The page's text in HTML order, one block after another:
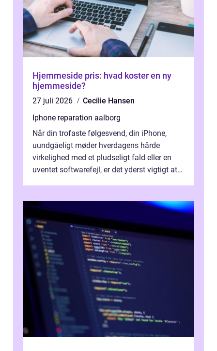
Hjemmeside pris: hvad koster en ny
hjemmeside?
27 juli 2026
Cecilie Hansen
Iphone reparation aalborg
Når din trofaste følgesvend, din iPhone,
uundgåeligt møder hverdagens hårde
virkelighed med et pludseligt fald eller en
uventet softwarefejl, er det yderst vigtigt at